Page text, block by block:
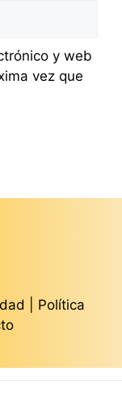
y web
vez que
Política